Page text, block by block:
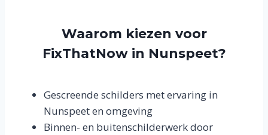
Waarom kiezen voor
FixThatNow in Nunspeet?
Gescreende schilders met ervaring in
Nunspeet en omgeving
Binnen- en buitenschilderwerk door